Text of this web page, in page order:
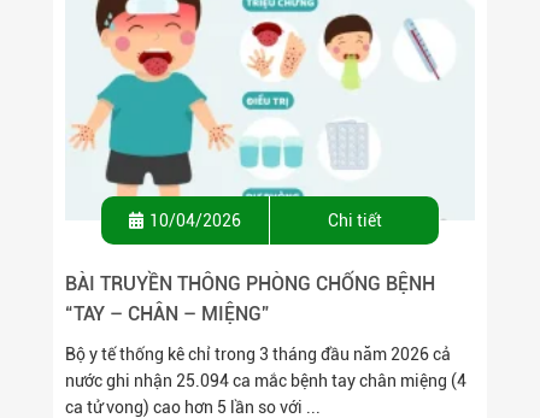
10/04/2026 Chi tiết
BÀI TRUYỀN THÔNG PHÒNG CHỐNG BỆNH
“TAY – CHÂN – MIỆNG”
Bộ y tế thống kê chỉ trong 3 tháng đầu năm 2026 cả
nước ghi nhận 25.094 ca mắc bệnh tay chân miệng (4
ca tử vong) cao hơn 5 lần so với ...